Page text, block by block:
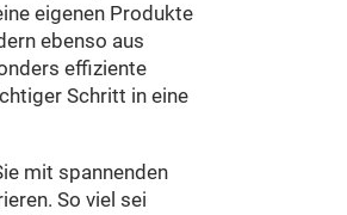
eigenen Produkte
ebenso aus
effiziente
Schritt in eine
mit spannenden
So viel sei